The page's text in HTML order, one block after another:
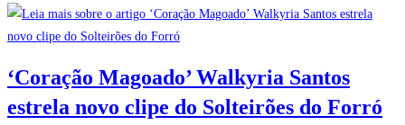
‘Coração Magoado’ Walkyria Santos
estrela novo clipe do Solteirões do Forró